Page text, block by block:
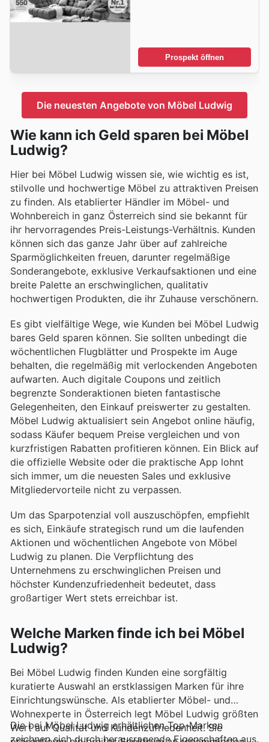
Prospekt öffnen
Die neuesten Angebote von Möbel Ludwig
Wie kann ich Geld sparen bei Möbel
Ludwig?
Hier bei Möbel Ludwig wissen sie, wie wichtig es ist,
stilvolle und hochwertige Möbel zu attraktiven Preisen
zu finden. Als etablierter Händler im Möbel- und
Wohnbereich in ganz Österreich sind sie bekannt für
ihr hervorragendes Preis-Leistungs-Verhältnis. Kunden
können sich das ganze Jahr über auf zahlreiche
Sparmöglichkeiten freuen, darunter regelmäßige
Sonderangebote, exklusive Verkaufsaktionen und eine
breite Palette an erschwinglichen, qualitativ
hochwertigen Produkten, die ihr Zuhause verschönern.
Es gibt vielfältige Wege, wie Kunden bei Möbel Ludwig
bares Geld sparen können. Sie sollten unbedingt die
wöchentlichen Flugblätter und Prospekte im Auge
behalten, die regelmäßig mit verlockenden Angeboten
aufwarten. Auch digitale Coupons und zeitlich
begrenzte Sonderaktionen bieten fantastische
Gelegenheiten, den Einkauf preiswerter zu gestalten.
Möbel Ludwig aktualisiert sein Angebot online häufig,
sodass Käufer bequem Preise vergleichen und von
kurzfristigen Rabatten profitieren können. Ein Blick auf
die offizielle Website oder die praktische App lohnt
sich immer, um die neuesten Sales und exklusive
Mitgliedervorteile nicht zu verpassen.
Um das Sparpotenzial voll auszuschöpfen, empfiehlt
es sich, Einkäufe strategisch rund um die laufenden
Aktionen und wöchentlichen Angebote von Möbel
Ludwig zu planen. Die Verpflichtung des
Unternehmens zu erschwinglichen Preisen und
höchster Kundenzufriedenheit bedeutet, dass
großartiger Wert stets erreichbar ist.
Welche Marken finde ich bei Möbel
Ludwig?
Bei Möbel Ludwig finden Kunden eine sorgfältig
kuratierte Auswahl an erstklassigen Marken für ihre
Einrichtungswünsche. Als etablierter Möbel- und
Wohnexperte in Österreich legt Möbel Ludwig größten
Wert auf Qualität und Kundenzufriedenheit. Sie
Die bei Möbel Ludwig erhältlichen Top-Marken
zeichnen sich durch herausragende Eigenschaften aus.